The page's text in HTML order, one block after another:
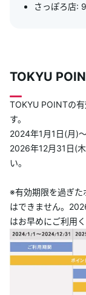
さっぽろ店:
TOKYU
TOKYU POINTの
す。
2024年1月1日(月)
2026年12月31日(
い。
※有効期限を過ぎた
はできません。
はお早めにご利用く